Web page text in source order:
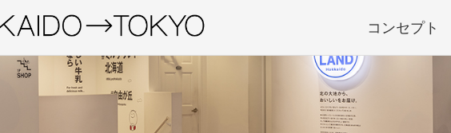
コンセプト